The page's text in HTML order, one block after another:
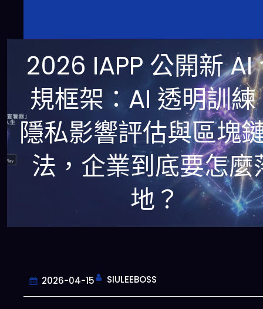
2026 IAPP 公開新 AI
規框架：AI 透明訓練
隱私影響評估與區塊
法，企業到底要怎麼
地？
2026-04-15 SIULEEBOSS